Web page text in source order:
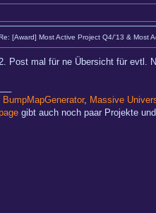
[Award] Most Active Project Q4/'13 & Most
Post mal für ne Übersicht für evtl.
BumpMapGenerator, Massive
gibt auch noch paar Projekte